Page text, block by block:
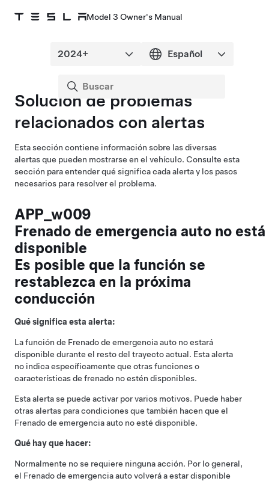
Model 3 Owner's Manual
Solución de problemas
relacionados con alertas
Esta sección contiene información sobre las diversas
alertas que pueden mostrarse en el vehículo. Consulte esta
sección para entender qué significa cada alerta y los pasos
necesarios para resolver el problema.
APP_w009
Frenado de emergencia auto no está
disponible
Es posible que la función se
restablezca en la próxima
conducción
Qué significa esta alerta:
La función de Frenado de emergencia auto no estará
disponible durante el resto del trayecto actual. Esta alerta
no indica específicamente que otras funciones o
características de frenado no estén disponibles.
Esta alerta se puede activar por varios motivos. Puede haber
otras alertas para condiciones que también hacen que el
Frenado de emergencia auto no esté disponible.
Qué hay que hacer:
Normalmente no se requiere ninguna acción. Por lo general,
el Frenado de emergencia auto volverá a estar disponible